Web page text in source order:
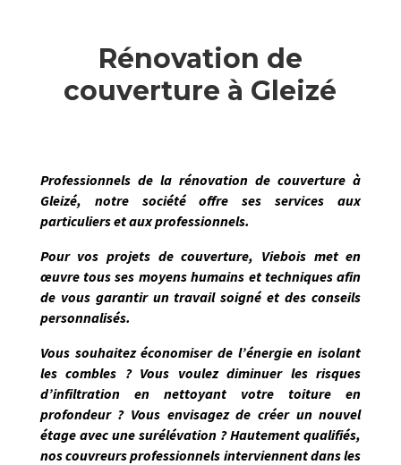
Rénovation de
couverture à Gleizé
Professionnels de la rénovation de couverture à
Gleizé, notre société offre ses services aux
particuliers et aux professionnels.
Pour vos projets de couverture, Vieboismet en
œuvre tous ses moyens humains et techniques afin
de vous garantir un travail soigné et des conseils
personnalisés.
Vous souhaitez économiser de l’énergie en isolant
les combles ? Vous voulez diminuer les risques
d’infiltration en nettoyant votre toiture en
profondeur ? Vous envisagez de créer un nouvel
étage avec une surélévation ? Hautement qualifiés,
nos couvreurs professionnels interviennent dans les